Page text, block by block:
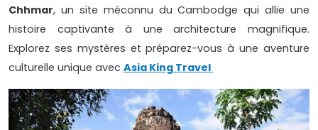
Chhmar, un site méconnu du Cambodge qui allie une
histoire captivante à une architecture magnifique.
Explorez ses mystères et préparez-vous à une aventure
culturelle unique avec Asia King Travel